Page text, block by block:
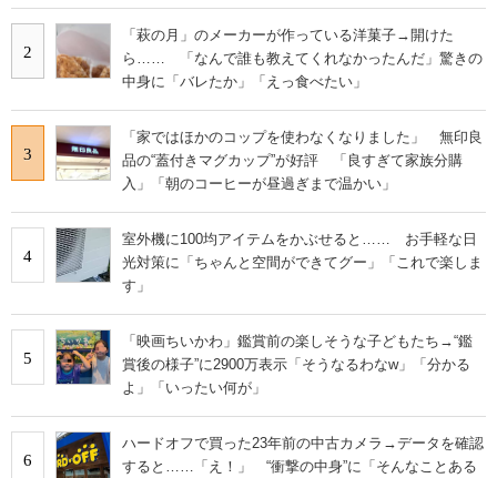
2
「萩の月」のメーカーが作っている洋菓子→開けた
ら…… 「なんで誰も教えてくれなかったんだ」驚きの
中身に「バレたか」「えっ食べたい」
3
「家ではほかのコップを使わなくなりました」 無印良
品の“蓋付きマグカップ”が好評 「良すぎて家族分購
入」「朝のコーヒーが昼過ぎまで温かい」
4
室外機に100均アイテムをかぶせると…… お手軽な日
光対策に「ちゃんと空間ができてグー」「これで楽しま
す」
5
「映画ちいかわ」鑑賞前の楽しそうな子どもたち→“鑑
賞後の様子”に2900万表示「そうなるわなw」「分かる
よ」「いったい何が」
6
ハードオフで買った23年前の中古カメラ→データを確認
すると……「え！」 “衝撃の中身”に「そんなことある